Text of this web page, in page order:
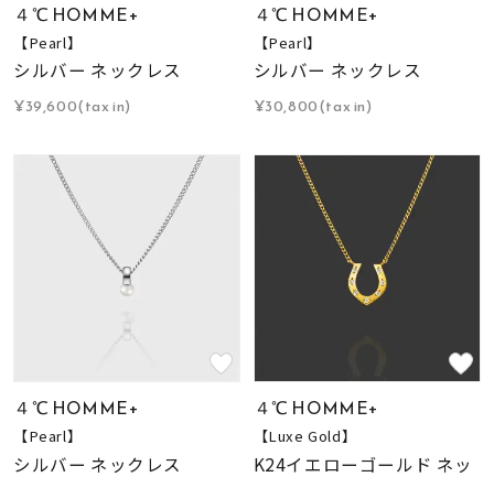
４℃ HOMME+
【Pearl】
シルバー ネックレス
¥39,600(tax in)
４℃ HOMME+
【Pearl】
シルバー ネックレス
¥30,800(tax in)
４℃ HOMME+
【Pearl】
シルバー ネックレス
４℃ HOMME+
【Luxe Gold】
K24イエローゴールド ネッ